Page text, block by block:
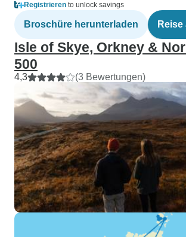
Registrieren to unlock savings
Broschüre herunterladen
Isle of Skye, Orkney &
500
4,3 (3 Bewertungen)